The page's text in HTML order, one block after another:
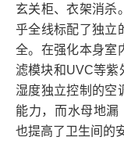
玄关柜、衣架消杀
乎全线标配了独立
全。在强化本身室
滤模块和UVC等紫
湿度独立控制的空
能力，而水母地漏
也提高了卫生间的